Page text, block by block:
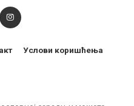
Услови коришћења